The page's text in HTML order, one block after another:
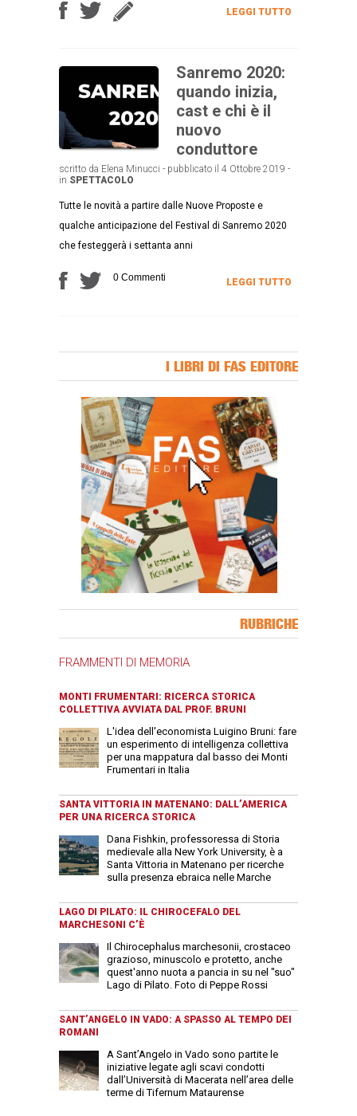
LEGGI TUTTO
Sanremo 2020:
quando inizia,
cast e chi è il
nuovo
conduttore
scritto da Elena Minucci - pubblicato il 4 Ottobre 2019 -
in SPETTACOLO
Tutte le novità a partire dalle Nuove Proposte e
qualche anticipazione del Festival di Sanremo 2020
che festeggerà i settanta anni
0 Commenti LEGGI TUTTO
I LIBRI DI FAS EDITORE
RUBRICHE
FRAMMENTI DI MEMORIA
MONTI FRUMENTARI: RICERCA STORICA
COLLETTIVA AVVIATA DAL PROF. BRUNI
L'idea dell'economista Luigino Bruni: fare
un esperimento di intelligenza collettiva
per una mappatura dal basso dei Monti
Frumentari in Italia
SANTA VITTORIA IN MATENANO: DALL’AMERICA
PER UNA RICERCA STORICA
Dana Fishkin, professoressa di Storia
medievale alla New York University, è a
Santa Vittoria in Matenano per ricerche
sulla presenza ebraica nelle Marche
LAGO DI PILATO: IL CHIROCEFALO DEL
MARCHESONI C’È
Il Chirocephalus marchesonii, crostaceo
grazioso, minuscolo e protetto, anche
quest'anno nuota a pancia in su nel "suo"
Lago di Pilato. Foto di Peppe Rossi
SANT’ANGELO IN VADO: A SPASSO AL TEMPO DEI
ROMANI
A Sant’Angelo in Vado sono partite le
iniziative legate agli scavi condotti
dall’Università di Macerata nell’area delle
terme di Tifernum Mataurense